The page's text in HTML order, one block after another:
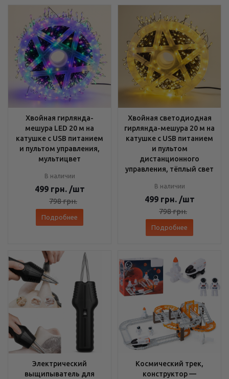
Хвойная гирлянда-
мешура LED 20 м на
катушке с USB питанием
и пультом управления,
мультицвет
В наличии
499 грн. /шт
798грн.
Подробнее
Хвойная светодиодная
гирлянда-мешура 20 м на
катушке с USB питанием
и пультом
дистанционного
управления, тёплый свет
В наличии
499 грн. /шт
798грн.
Подробнее
Электрический
выщипыватель для
Космический трек,
конструктор —